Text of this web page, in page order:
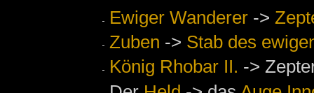
Ewiger Wanderer ->
Zuben -> Stab des
König Rhobar II. ->